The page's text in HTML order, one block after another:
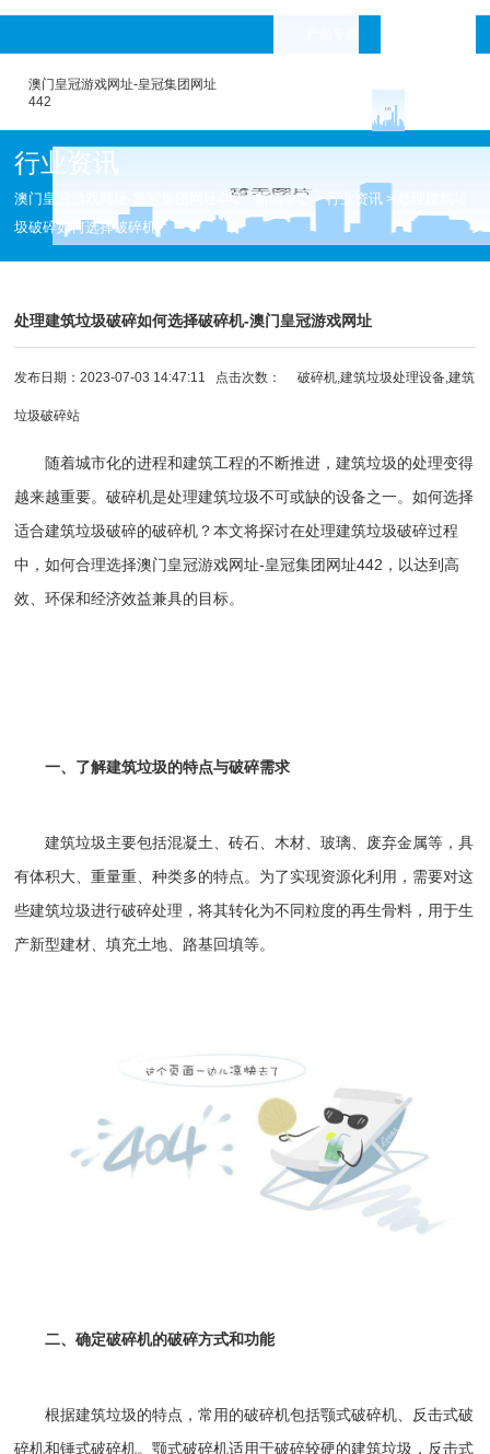
澳门皇冠游戏网址-皇冠集团网址
442
行业资讯
澳门皇冠游戏网址-皇冠集团网址442>新闻中心 >行业资讯 >
圾破碎如何选择破碎机
处理建筑垃圾破碎如何选择破碎机-澳门皇冠游戏网址
发布日期：2023-07-03 14:47:11 点击次数：破碎机,建筑垃圾处理设备,建筑
垃圾破碎站
随着城市化的进程和建筑工程的不断推进，建筑垃圾的处理变得
越来越重要。破碎机是处理建筑垃圾不可或缺的设备之一。如何选择
适合建筑垃圾破碎的破碎机？本文将探讨在处理建筑垃圾破碎过程
中，如何合理选择澳门皇冠游戏网址-皇冠集团网址442 ，以达到高
效、环保和经济效益兼具的目标。
一、了解建筑垃圾的特点与破碎需求
建筑垃圾主要包括混凝土、砖石、木材、玻璃、废弃金属等，具
有体积大、重量重、种类多的特点。为了实现资源化利用，需要对这
些建筑垃圾进行破碎处理，将其转化为不同粒度的再生骨料，用于生
产新型建材、填充土地、路基回填等。
二、确定破碎机的破碎方式和功能
根据建筑垃圾的特点，常用的破碎机包括颚式破碎机、 反击式破
碎机和锤式破碎机。颚式破碎机适用于破碎较硬的建筑垃圾，反击式